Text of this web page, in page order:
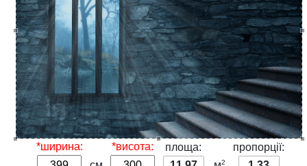
*ширина:
*висота:
площа:
2
пропорції: